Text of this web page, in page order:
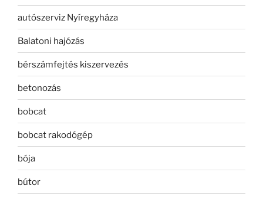
autószerviz Nyíregyháza
Balatoni hajózás
bérszámfejtés kiszervezés
betonozás
bobcat
bobcat rakodógép
bója
bútor